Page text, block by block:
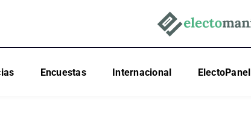
Encuestas Internacional ElectoPanel